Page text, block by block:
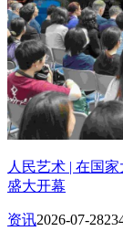
人民艺术 | 在国
盛大开幕
资讯2026-07-28